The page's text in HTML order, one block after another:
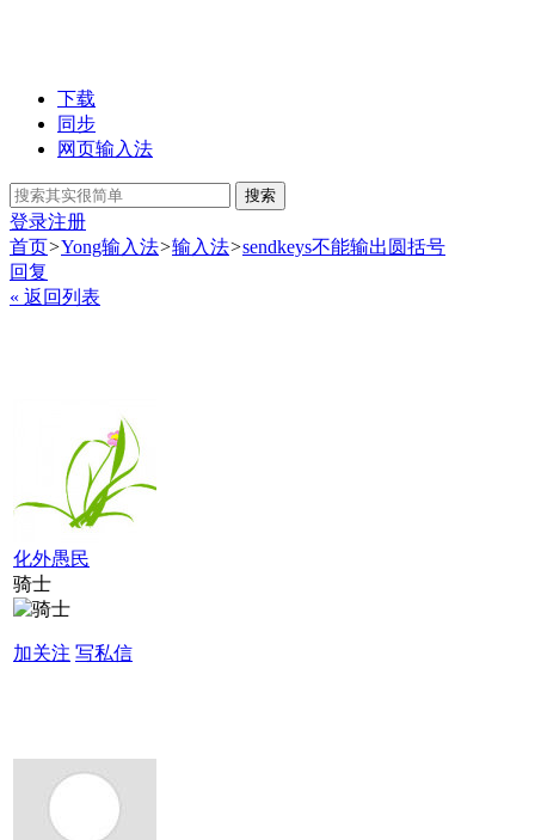
下载
同步
网页输入法
搜索
登录注册
首页>Yong输入法>输入法>sendkeys不能输出圆括号
回复
« 返回列表
化外愚民
骑士
加关注 写私信